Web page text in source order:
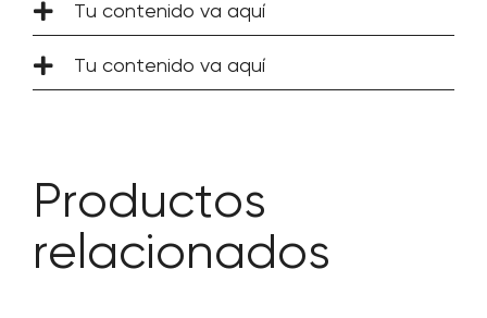
Tu contenido va aquí
Tu contenido va aquí
Productos
relacionados